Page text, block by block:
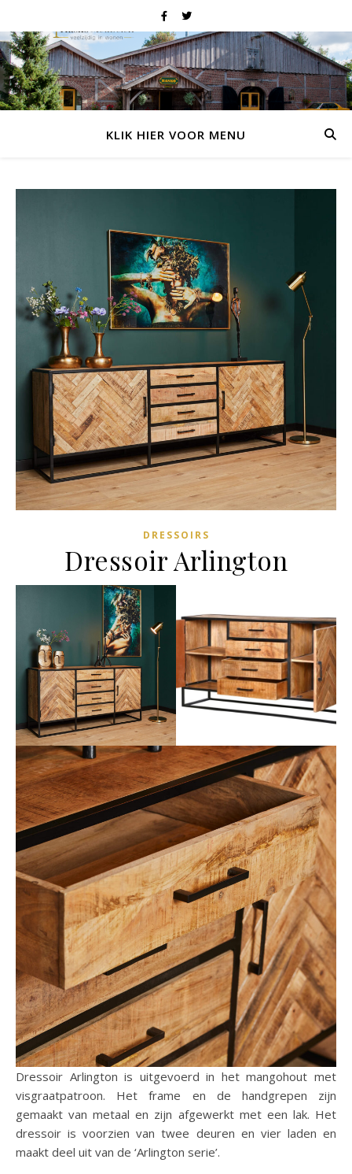
KLIK HIER VOOR MENU
DRESSOIRS
Dressoir Arlington
Dressoir Arlington is uitgevoerd in het mangohout met
visgraatpatroon. Het frame en de handgrepen zijn
gemaakt van metaal en zijn afgewerkt met een lak. Het
dressoir is voorzien van twee deuren en vier laden en
maakt deel uit van de ‘Arlington serie’.